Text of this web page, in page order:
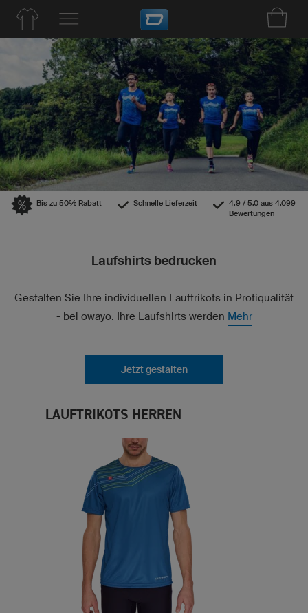
Bis zu 50% Rabatt Schnelle Lieferzeit
4.9 / 5.0 aus 4.099
Bewertungen
Laufshirts bedrucken
Gestalten Sie Ihre individuellen Lauftrikots in Profiqualität
- bei owayo. Ihre Laufshirts werden Mehr
Jetzt gestalten
LAUFTRIKOTS HERREN